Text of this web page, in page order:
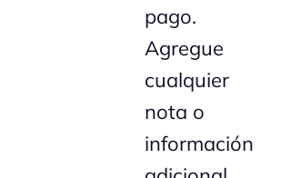
pago.
Agregue
cualquier
nota o
información